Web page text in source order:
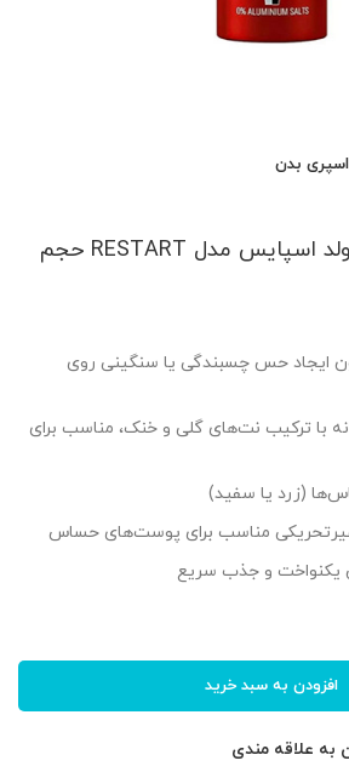
اسپری بدن
اسپری ضد تعریق اولد اسپایس مدل RESTART حجم
ایجاد حس چسبندگی یا سنگینی روی
با ترکیب نت‌های گلی و خنک، مناسب برای
(زرد یا سفید)
مناسب برای پوست‌های حساس
یکنواخت و جذب سریع
افزودن به سبد خرید
به علاقه مندی